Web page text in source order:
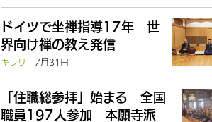
ドイツで坐禅指導17年 世
界向け禅の教え発信
キラリ
7月31日
「住職総参拝」始まる 全国
職員197人参加 本願寺派